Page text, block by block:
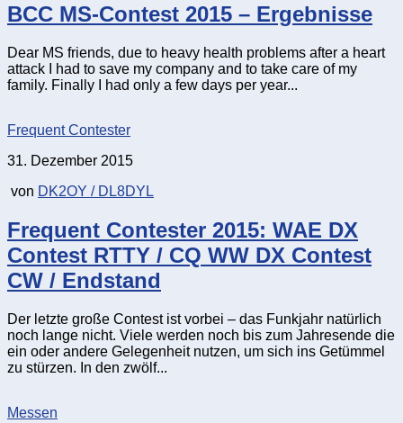
BCC MS-Contest 2015 – Ergebnisse
Dear MS friends, due to heavy health problems after a heart
attack I had to save my company and to take care of my
family. Finally I had only a few days per year...
Frequent Contester
31. Dezember 2015
von DK2OY / DL8DYL
Frequent Contester 2015: WAE DX
Contest RTTY / CQ WW DX Contest
CW / Endstand
Der letzte große Contest ist vorbei – das Funkjahr natürlich
noch lange nicht. Viele werden noch bis zum Jahresende die
ein oder andere Gelegenheit nutzen, um sich ins Getümmel
zu stürzen. In den zwölf...
Messen